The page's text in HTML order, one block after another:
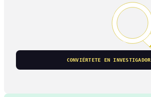
CONVIÉRTETE EN INVESTIGADOR